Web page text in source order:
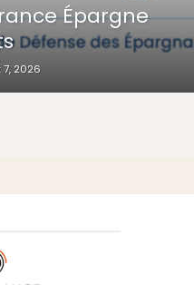
Épargne
7, 2026